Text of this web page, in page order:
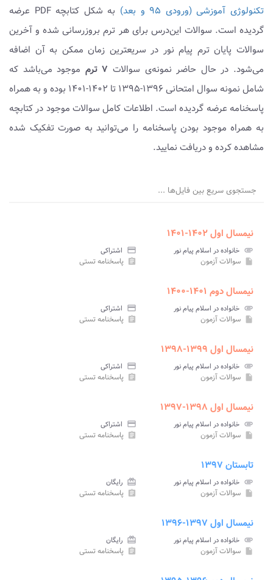
تکنولوژی آموزشی (ورودی ۹۵ و بعد)
به شکل کتابچه PDF عرضه
گردیده است. سوالات این‌درس برای هر ترم بروزرسانی شده و آخرین
سوالات پایان ترم پیام نور در سریعترین زمان ممکن به آن اضافه
می‌شود. در حال حاضر نمونه‌ی سوالات ۷ ترم
موجود می‌باشد که
شامل نمونه سوال امتحانی ۱۳۹۶-۱۳۹۵ تا ۱۴۰۲-۱۴۰۱ بوده و به همراه
پاسخنامه عرضه گردیده است. اطلاعات کامل سوالات موجود در کتابچه
به همراه موجود بودن پاسخنامه را می‌توانید به صورت تفکیک شده
مشاهده کرده و دریافت نمایید.
جستجوی سریع بین فایل‌ها ...
نیمسال اول ۱۴۰۲-۱۴۰۱
attachment خانواده در اسلام پیام نور credit_card اشتراکی
insert_drive_file سوالات آزمون assignment پاسخنامه تستی
نیمسال دوم ۱۴۰۱-۱۴۰۰
attachment خانواده در اسلام پیام نور credit_card اشتراکی
insert_drive_file سوالات آزمون assignment پاسخنامه تستی
نیمسال اول ۱۳۹۹-۱۳۹۸
attachment خانواده در اسلام پیام نور credit_card اشتراکی
insert_drive_file سوالات آزمون assignment پاسخنامه تستی
نیمسال اول ۱۳۹۸-۱۳۹۷
attachment خانواده در اسلام پیام نور credit_card اشتراکی
insert_drive_file سوالات آزمون assignment پاسخنامه تستی
تابستان ۱۳۹۷
attachment خانواده در اسلام پیام نور card_giftcard رایگان
insert_drive_file سوالات آزمون assignment پاسخنامه تستی
نیمسال اول ۱۳۹۷-۱۳۹۶
attachment خانواده در اسلام پیام نور card_giftcard رایگان
insert_drive_file سوالات آزمون assignment پاسخنامه تستی